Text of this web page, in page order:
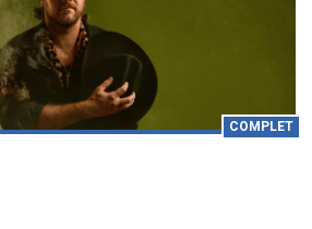
COMPLET